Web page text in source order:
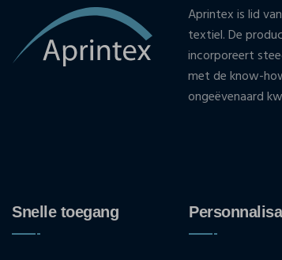
Aprintex is lid
textiel. De
incorporeert
met de know-
ongeëvenaard
Snelle toegang